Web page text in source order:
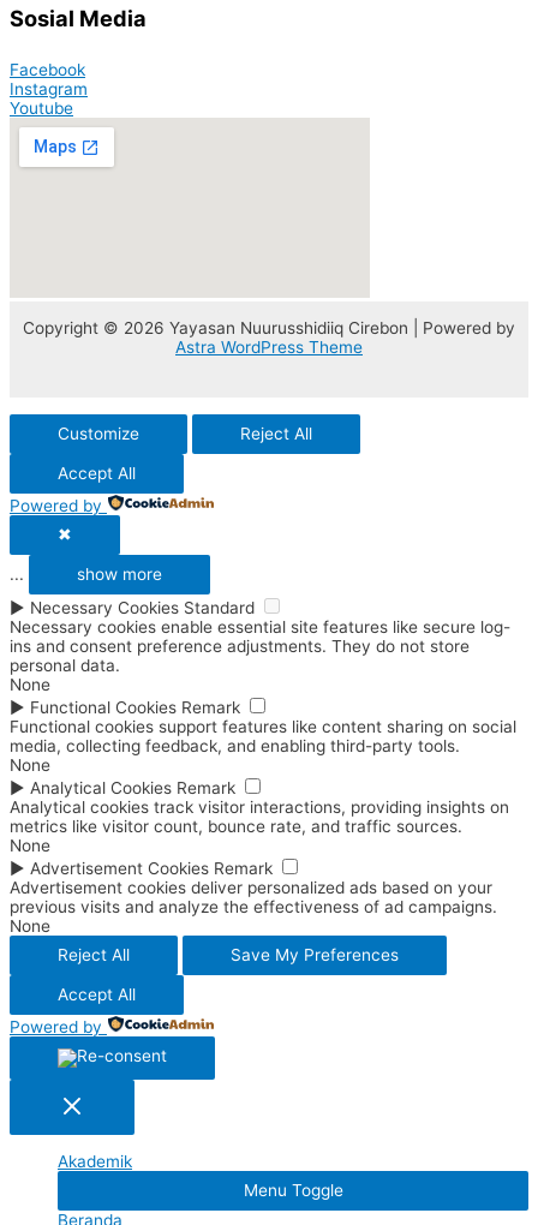
Sosial Media
Facebook
Instagram
Youtube
Copyright © 2026 Yayasan Nuurusshidiiq Cirebon | Powered by
Astra WordPress Theme
Customize Reject All
Accept All
Powered by
✖
...
show more
► Necessary Cookies Standard
Necessary cookies enable essential site features like secure log-
ins and consent preference adjustments. They do not store
personal data.
None
► Functional Cookies Remark
Functional cookies support features like content sharing on social
media, collecting feedback, and enabling third-party tools.
None
► Analytical Cookies Remark
Analytical cookies track visitor interactions, providing insights on
metrics like visitor count, bounce rate, and traffic sources.
None
► Advertisement Cookies Remark
Advertisement cookies deliver personalized ads based on your
previous visits and analyze the effectiveness of ad campaigns.
None
Reject All
Save My Preferences
Accept All
Powered by
Akademik
Menu Toggle
Beranda